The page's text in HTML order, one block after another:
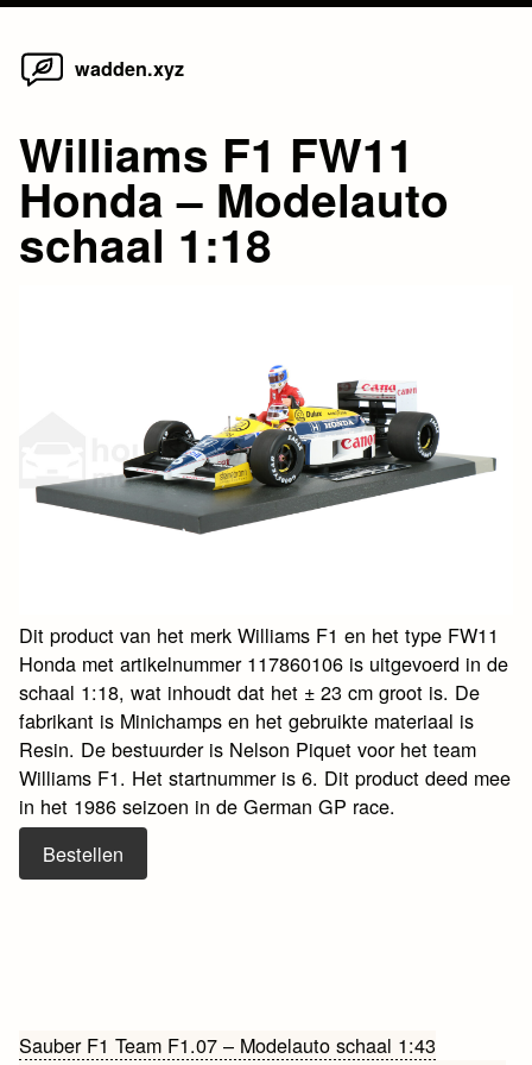
Skip
wadden.xyz
Williams F1 FW11
Honda – Modelauto
schaal 1:18
Dit product van het merk Williams F1 en het type FW11
Honda met artikelnummer 117860106 is uitgevoerd in de
schaal 1:18, wat inhoudt dat het ± 23 cm groot is. De
fabrikant is Minichamps en het gebruikte materiaal is
Resin. De bestuurder is Nelson Piquet voor het team
Williams F1. Het startnummer is 6. Dit product deed mee
in het 1986 seizoen in de German GP race.
Bestellen
Bericht
Sauber F1 Team F1.07 – Modelauto schaal 1:43